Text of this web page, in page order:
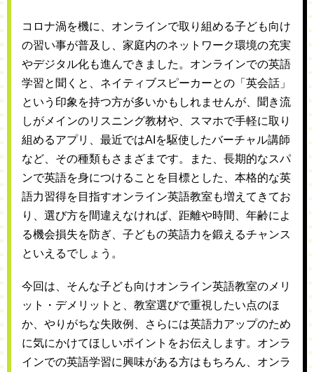
コロナ渦を機に、オンラインで取り組める子ども向け
の習い事が普及し、家庭内のネットワーク環境の充実
やデジタル化も進んできました。オンラインでの英語
学習と聞くと、ネイティブスピーカーとの「英会話」
という印象を持つ方が多いかもしれませんが、聞き流
しがメインのリスニング教材や、スマホで手軽に取り
組めるアプリ、最近ではAIを駆使したバーチャル講師
など、その種類もさまざまです。また、長期的なスパ
ンで英語を身につけることを目標とした、本格的な英
語力習得を目指すオンライン英語教室も増えてきてお
り、選び方を間違えなければ、距離や時間、年齢によ
る機会損失を防ぎ、子どもの英語力を鍛えるチャンス
といえるでしょう。
今回は、そんな子ども向けオンライン英語教室のメリ
ット・デメリットと、教室選びで重視したい点のほ
か、やりがちな失敗例、さらには英語力アップのため
に気にかけてほしいポイントをお伝えします。オンラ
インでの英語学習に興味がある方はもちろん、オンラ